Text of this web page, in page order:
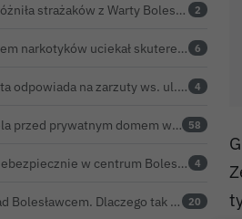
Policja wyróżniła strażaków z Warty Bolesławieckiej. To efekt nocnej akcji, która zakończyła się sukcesem 2
Pod wpływem narkotyków uciekał skuterem. Pościg zakończył w polu kukurydzy 6
Urząd Miasta odpowiada na zarzuty ws. ul. Sokolej. „Droga spełnia wszystkie normy” 4
Flaga Izraela przed prywatnym domem w Bolesławcu. Czy można ją legalnie wywiesić? 58
Po burzy niebezpiecznie w centrum Bolesławca. Wiatrołomy runęły na podwórko 4
Samolot nad Bolesławcem. Dlaczego tak intensywnie krążył? 20